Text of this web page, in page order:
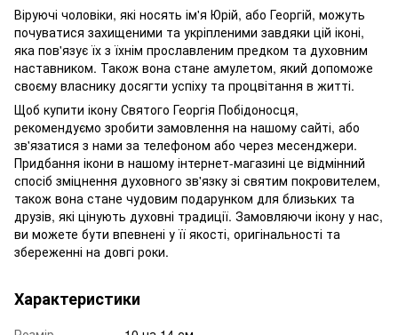
Віруючі чоловіки, які носять ім'я Юрій, або Георгій, можуть
почуватися захищеними та укріпленими завдяки цій іконі,
яка пов'язує їх з їхнім прославленим предком та духовним
наставником. Також вона стане амулетом, який допоможе
своєму власнику досягти успіху та процвітання в житті.
Щоб купити ікону Святого Георгія Побідоносця,
рекомендуємо зробити замовлення на нашому сайті, або
зв'язатися з нами за телефоном або через месенджери.
Придбання ікони в нашому інтернет-магазині це відмінний
спосіб зміцнення духовного зв'язку зі святим покровителем,
також вона стане чудовим подарунком для близьких та
друзів, які цінують духовні традиції. Замовляючи ікону у нас,
ви можете бути впевнені у її якості, оригінальності та
збереженні на довгі роки.
Характеристики